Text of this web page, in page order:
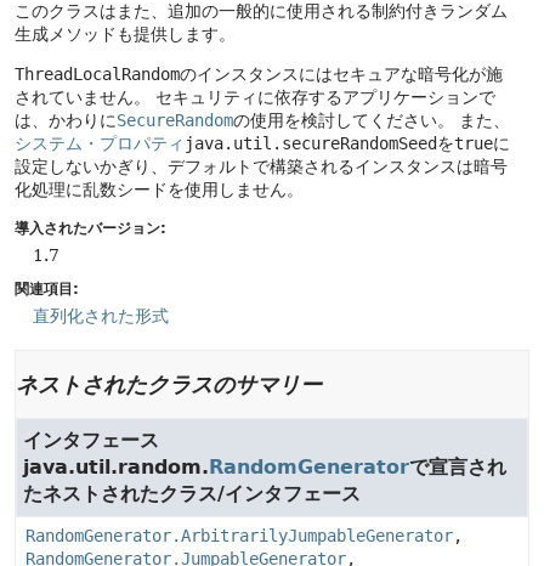
このクラスはまた、追加の一般的に使用される制約付きランダム
生成メソッドも提供します。
ThreadLocalRandomのインスタンスにはセキュアな暗号化が施
されていません。
セキュリティに依存するアプリケーションで
は、かわりにSecureRandomの使用を検討してください。
また、
システム・プロパティ java.util.secureRandomSeedをtrueに
設定しないかぎり、デフォルトで構築されるインスタンスは暗号
化処理に乱数シードを使用しません。
導入されたバージョン:
1.7
関連項目:
直列化された形式
ネストされたクラスのサマリー
インタフェース
java.util.random.RandomGeneratorで宣言され
たネストされたクラス/インタフェース
RandomGenerator.ArbitrarilyJumpableGenerator,
RandomGenerator.JumpableGenerator,